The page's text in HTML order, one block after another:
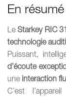
En résumé
LeStarkey RIC
technologie
Puissant,
d’écoute
une interaction
C’est